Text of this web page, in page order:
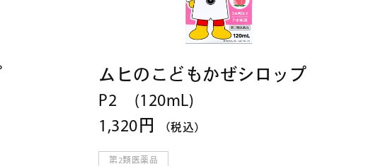
ムヒのこどもかぜシロップ
P2 (120mL)
1,320円
（税込）
第2類医薬品